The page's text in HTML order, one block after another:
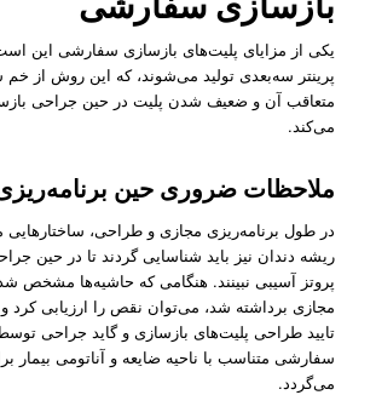
یکی از مزایای پلیت‌های بازسازی سفارشی این است
پرینتر سه‌بعدی تولید می‌شوند، که این روش از
متعاقب آن و ضعیف شدن پلیت در حین جراحی
می‌کند.
ملاحظات ضروری حین
در طول برنامه‌ریزی مجازی و طراحی، ساختارهایی
ریشه دندان نیز باید شناسایی ‌گردند تا در حین
پروتز آسیبی نبینند. هنگامی که حاشیه‌ها مشخص
مجازی برداشته شد، می‌توان نقص را ارزیابی کرد
تایید طراحی پلیت‌های بازسازی و گاید جراحی توسط
سفارشی متناسب با ناحیه ضایعه و آناتومی بیمار
می‌گردد.